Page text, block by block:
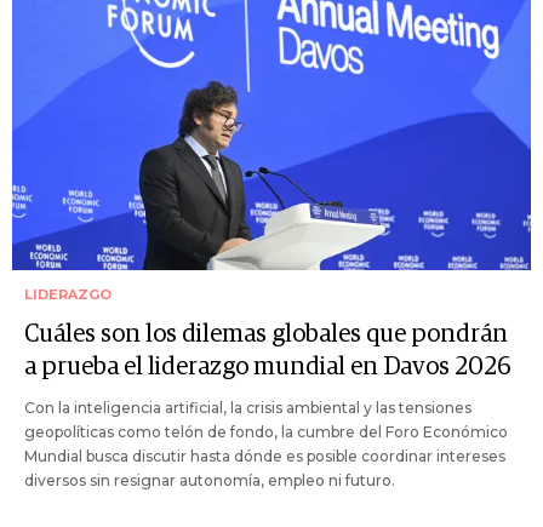
LIDERAZGO
Cuáles son los dilemas globales que pondrán
a prueba el liderazgo mundial en Davos 2026
Con la inteligencia artificial, la crisis ambiental y las tensiones
geopolíticas como telón de fondo, la cumbre del Foro Económico
Mundial busca discutir hasta dónde es posible coordinar intereses
diversos sin resignar autonomía, empleo ni futuro.